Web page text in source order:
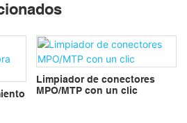
Limpiador de conectores
MPO/MTP con un clic